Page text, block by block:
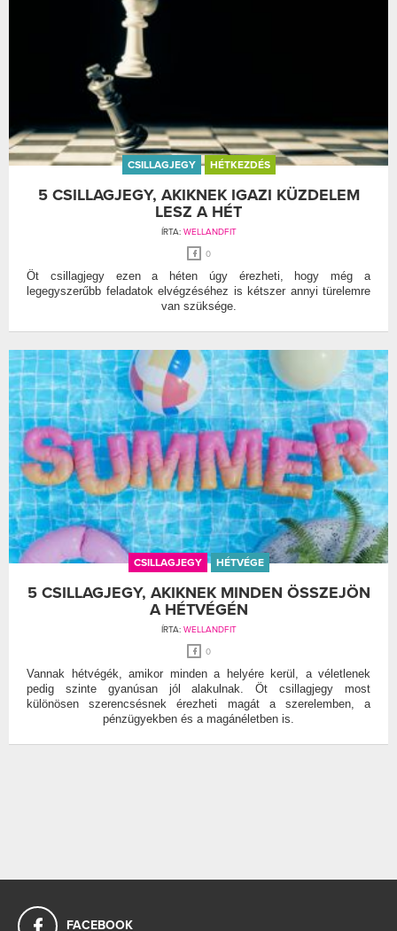
CSILLAGJEGY HÉTKEZDÉS
5 CSILLAGJEGY, AKIKNEK IGAZI KÜZDELEM
LESZ A HÉT
ÍRTA: WELLANDFIT
0
Öt csillagjegy ezen a héten úgy érezheti, hogy még a
legegyszerűbb feladatok elvégzéséhez is kétszer annyi türelemre
van szüksége.
CSILLAGJEGY HÉTVÉGE
5 CSILLAGJEGY, AKIKNEK MINDEN ÖSSZEJÖN
A HÉTVÉGÉN
ÍRTA: WELLANDFIT
0
Vannak hétvégék, amikor minden a helyére kerül, a véletlenek
pedig szinte gyanúsan jól alakulnak. Öt csillagjegy most
különösen szerencsésnek érezheti magát a szerelemben, a
pénzügyekben és a magánéletben is.
FACEBOOK